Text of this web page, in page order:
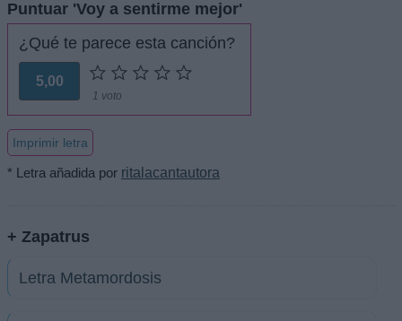
Puntuar 'Voy a sentirme mejor'
¿Qué te parece esta canción?
5,00
1 voto
Imprimir letra
* Letra añadida por ritalacantautora
+ Zapatrus
Letra Metamordosis